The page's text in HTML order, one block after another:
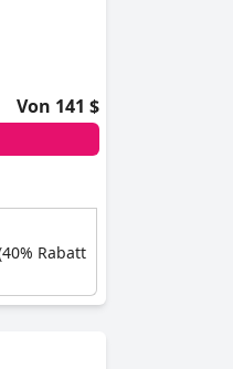
Von 141 $
Rabatt